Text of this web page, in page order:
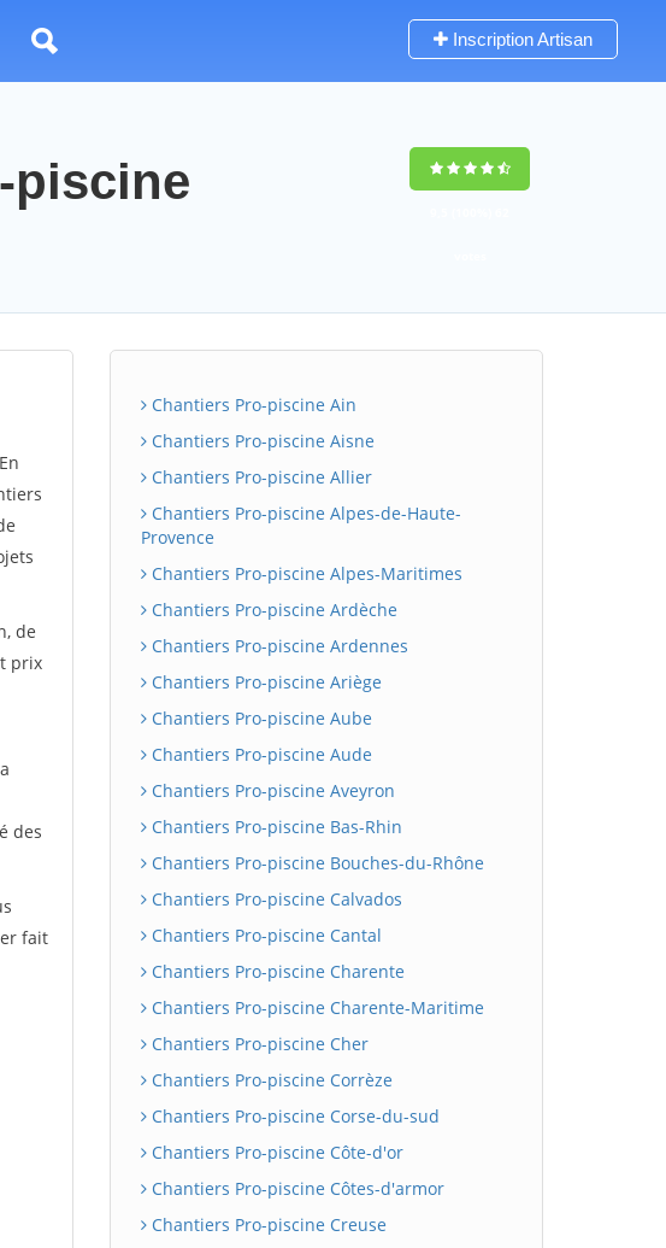
Inscription Artisan
piscine
de
prix
des
fait
Chantiers Pro-piscine Ain
Chantiers Pro-piscine Aisne
Chantiers Pro-piscine Allier
Chantiers Pro-piscine Alpes-de-Haute-
Provence
Chantiers Pro-piscine Alpes-Maritimes
Chantiers Pro-piscine Ardèche
Chantiers Pro-piscine Ardennes
Chantiers Pro-piscine Ariège
Chantiers Pro-piscine Aube
Chantiers Pro-piscine Aude
Chantiers Pro-piscine Aveyron
Chantiers Pro-piscine Bas-Rhin
Chantiers Pro-piscine Bouches-du-Rhône
Chantiers Pro-piscine Calvados
Chantiers Pro-piscine Cantal
Chantiers Pro-piscine Charente
Chantiers Pro-piscine Charente-Maritime
Chantiers Pro-piscine Cher
Chantiers Pro-piscine Corrèze
Chantiers Pro-piscine Corse-du-sud
Chantiers Pro-piscine Côte-d'or
Chantiers Pro-piscine Côtes-d'armor
Chantiers Pro-piscine Creuse